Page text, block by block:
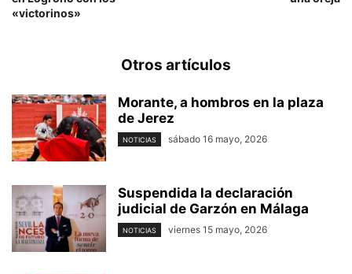
«victorinos»
Otros artículos
Morante, a hombros en la plaza
de Jerez
NOTICIAS sábado 16 mayo, 2026
Suspendida la declaración
judicial de Garzón en Málaga
NOTICIAS viernes 15 mayo, 2026